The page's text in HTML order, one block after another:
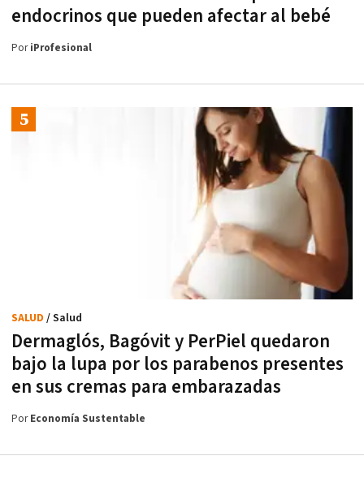
endocrinos que pueden afectar al bebé
PoriProfesional
Dermaglós, Bagóvit y PerPiel quedaron
bajo la lupa por los parabenos presentes
en sus cremas para embarazadas
SALUD / Salud
PorEconomía Sustentable